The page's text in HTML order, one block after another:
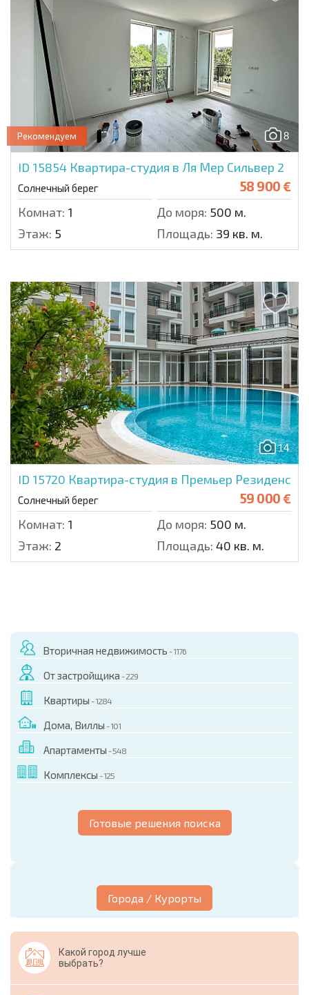
8
Рекомендуем
ID 15854 Квартира-студия в Ля Мер Сильвер 2
Солнечный берег 58 900 €
Комнат: 1 До моря: 500 м.
Этаж: 5 Площадь: 39 кв. м.
14
ID 15720 Квартира-студия в Премьер Резиденс
Солнечный берег 59 000 €
Комнат: 1 До моря: 500 м.
Этаж: 2 Площадь: 40 кв. м.
Вторичная недвижимость - 1176
От застройщика - 229
Квартиры - 1284
Дома, Виллы - 101
Апартаменты - 548
Комплексы - 125
Готовые решения поиска
Города / Курорты
Какой город лучше
выбрать?